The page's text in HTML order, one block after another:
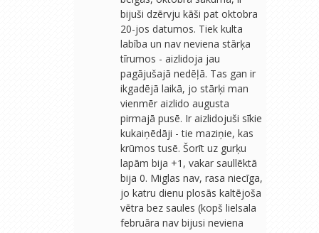
bijuši dzērvju kāši pat oktobra
20-jos datumos. Tiek kulta
labība un nav neviena stārķa
tīrumos - aizlidoja jau
pagājušajā nedēļā. Tas gan ir
ikgadējā laikā, jo stārķi man
vienmēr aizlido augusta
pirmajā pusē. Ir aizlidojuši sīkie
kukaiņēdāji - tie maziņie, kas
krūmos tusē. Šorīt uz gurķu
lapām bija +1, vakar saullēktā
bija 0. Miglas nav, rasa niecīga,
jo katru dienu plosās kaltējoša
vētra bez saules (kopš lielsala
februāra nav bijusi neviena